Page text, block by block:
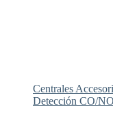
Centrales
Detección CO/